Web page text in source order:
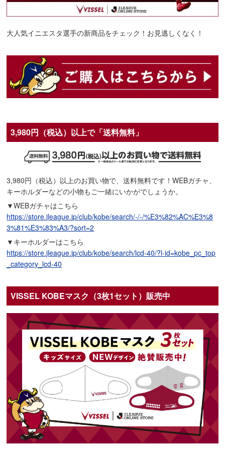
大人気イニエスタ選手の新商品をチェック！お見逃しくなく！
3,980円（税込）以上で「送料無料」
3,980円（税込）以上のお買い物で、送料無料です！WEBガチャ、
キーホルダーなどの小物もご一緒にいかがでしょうか。
▼WEBガチャはこちら
https://store.jleague.jp/club/kobe/search/-/-/%E3%82%AC%E3%8
3%81%E3%83%A3/?sort=2
▼キーホルダーはこちら
https://store.jleague.jp/club/kobe/search/lcd-40/?l-id=kobe_pc_top
_category_lcd-40
VISSEL KOBEマスク（3枚1セット）販売中